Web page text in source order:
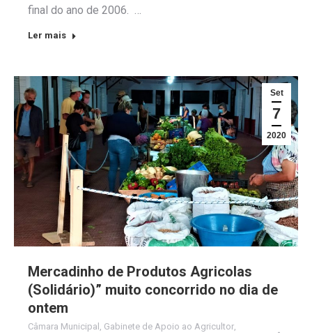
final do ano de 2006. …
Ler mais
Set
7
2020
Mercadinho de Produtos Agricolas
(Solidário)” muito concorrido no dia de
ontem
Câmara Municipal , Gabinete de Apoio ao Agricultor,